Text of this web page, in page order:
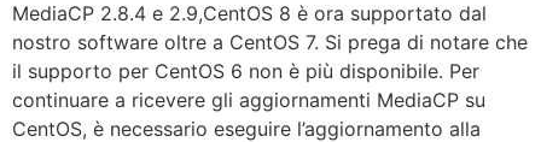
MediaCP 2.8.4 e 2.9,CentOS 8 è ora supportato dal
nostro software oltre a CentOS 7. Si prega di notare che
il supporto per CentOS 6 non è più disponibile. Per
continuare a ricevere gli aggiornamenti MediaCP su
CentOS, è necessario eseguire l’aggiornamento alla